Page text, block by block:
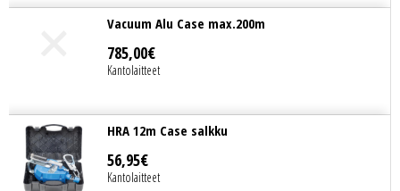
Vacuum Alu Case max.200m
785,00€
Kantolaitteet
HRA 12m Case salkku
56,95€
Kantolaitteet